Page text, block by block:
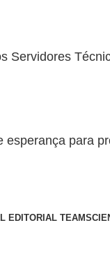
Servidores
para
EDITORIAL TEAM